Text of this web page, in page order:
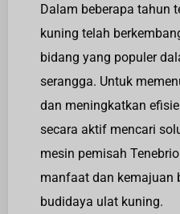
Dalam beberapa tahun
kuning telah
bidang yang populer
serangga. Untuk
dan meningkatkan
secara aktif mencari
mesin pemisah
manfaat dan kemajuan
budidaya ulat kuning.